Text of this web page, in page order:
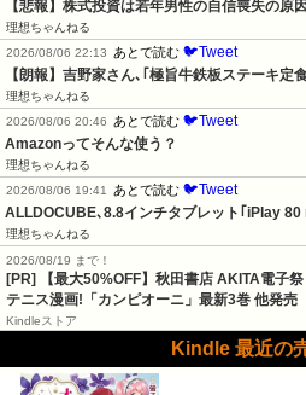
【悲報】株式投資は若年男性の自信喪失の原
理想ちゃんねる
2026/08/06 22:13 あとで読む 🐦Tweet
【朗報】吉野家さん､｢極旨牛鉄板ステーキ定
理想ちゃんねる
2026/08/06 20:46 あとで読む 🐦Tweet
Amazonってそんな使う？
理想ちゃんねる
2026/08/06 19:41 あとで読む 🐦Tweet
ALLDOCUBE､8.8インチタブレット｢iPlay
理想ちゃんねる
2026/08/19 まで！
[PR] 【最大50%OFF】秋田書店 AKITA電子
テニス漫画!「カンピオーニ」最新3巻 他発売
Kindleストア
Kindle 最近の